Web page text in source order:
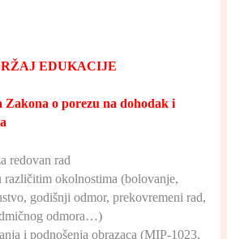
EDUKACIJE
o porezu na dohodak i
redovan rad
različitim okolnostima (bolovanje,
godišnji odmor, prekovremeni rad,
odmora…)
i podnošenja obrazaca (MIP-1023,